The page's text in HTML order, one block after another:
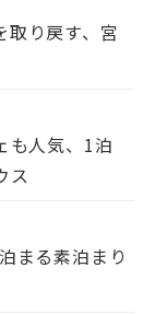
取り戻す、宮
も人気、1泊
ス
まる素泊まり